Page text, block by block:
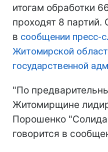
итогам обработки
проходят 8 партий.
в сообщении пресс-
Житомирской
государственной
"По
Житомирщине
Порошенко
говорится в